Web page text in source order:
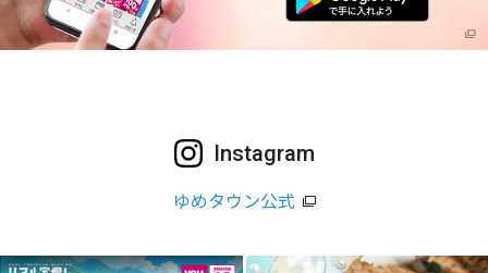
Instagram
ゆめタウン公式